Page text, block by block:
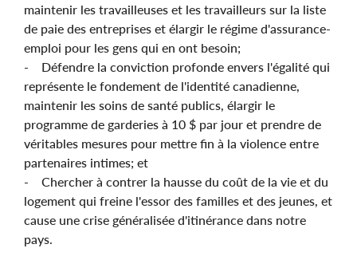
maintenir les travailleuses et les travailleurs sur la liste
de paie des entreprises et élargir le régime d'assurance-
emploi pour les gens qui en ont besoin;
- Défendre la conviction profonde envers l'égalité qui
représente le fondement de l'identité canadienne,
maintenir les soins de santé publics, élargir le
programme de garderies à 10 $ par jour et prendre de
véritables mesures pour mettre fin à la violence entre
partenaires intimes; et
- Chercher à contrer la hausse du coût de la vie et du
logement qui freine l'essor des familles et des jeunes, et
cause une crise généralisée d'itinérance dans notre
pays.